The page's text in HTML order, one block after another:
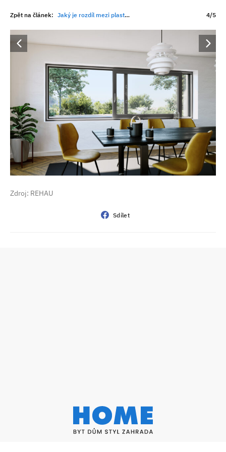
Zpět na článek: Jaký je rozdíl mezi plastovým a kompozitním oknem nové generace? 4/5
Zdroj: REHAU
Sdílet